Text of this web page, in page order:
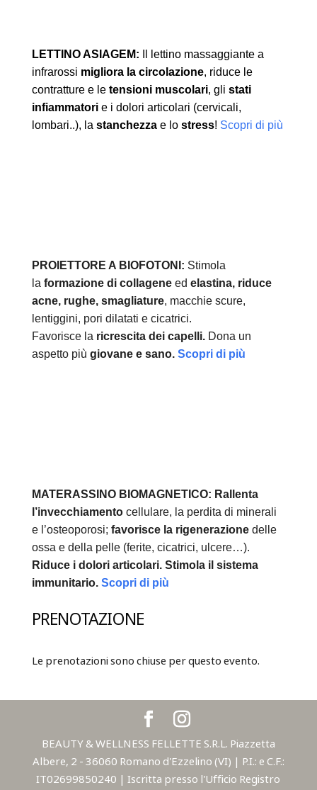
LETTINO ASIAGEM:
Il lettino massaggiante a
infrarossi migliora la circolazione, riduce le
contratture e le tensioni muscolari, gli stati
infiammatori e i dolori articolari (cervicali,
lombari..), la stanchezzae lo stress! Scopri di più
PROIETTORE A BIOFOTONI: Stimola
la formazione di collagene ed elastina, riduce
acne, rughe, smagliature, macchie scure,
lentiggini, pori dilatati e cicatrici.
Favorisce la ricrescita dei capelli. Dona un
aspetto più giovane e sano. Scopri di più
MATERASSINO BIOMAGNETICO: Rallenta
l’invecchiamentocellulare, la perdita di minerali
e l’osteoporosi; favorisce la rigenerazionedelle
ossa e della pelle (ferite, cicatrici, ulcere…).
Riduce i dolori articolari. Stimola il sistema
immunitario. Scopri di più
PRENOTAZIONE
Le prenotazioni sono chiuse per questo evento.
BEAUTY & WELLNESS FELLETTE S.R.L. Piazzetta
Albere, 2 - 36060 Romano d'Ezzelino (VI) | P.I.: e C.F.:
IT02699850240 | Iscritta presso l'Ufficio Registro